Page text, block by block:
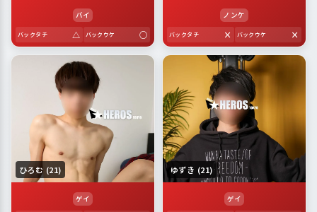
バイ
バックタチ △ バックウケ ○
ノンケ
バックタチ × バックウケ ×
ひろむ (21)
ゲイ
ゆずき (21)
ゲイ